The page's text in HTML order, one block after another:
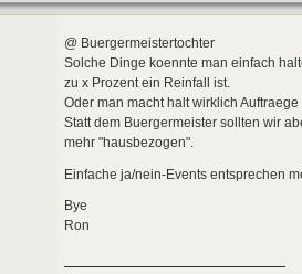
@ Buergermeistertochter
Solche Dinge koennte man einfach
zu x Prozent ein Reinfall ist.
Oder man macht halt wirklich
Statt dem Buergermeister sollten wir
mehr "hausbezogen".
Einfache ja/nein-Events entsprechen
Bye
Ron